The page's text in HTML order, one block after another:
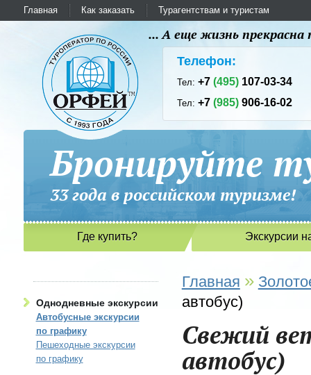
Главная Как заказать Турагентствам и туристам
... А еще жизнь
Телефон:
Тел:+7(495) 107-03-34
Тел:+7(985) 906-16-02
Бронируйте
33 года в российском
Где купить? Экскурсии
Однодневные экскурсии
Автобусные экскурсии
по графику
Пешеходные экскурсии
по графику
Главная »
автобус)
Свежий
автобус)